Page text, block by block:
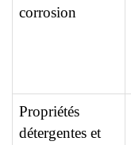
corrosion
Propriétés
détergentes et